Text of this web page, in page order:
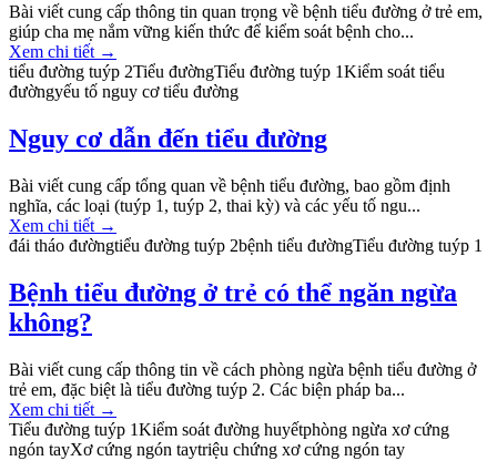
Bài viết cung cấp thông tin quan trọng về bệnh tiểu đường ở trẻ em,
giúp cha mẹ nắm vững kiến thức để kiểm soát bệnh cho...
Xem chi tiết →
tiểu đường tuýp 2Tiểu đườngTiểu đường tuýp 1Kiểm soát tiểu
đườngyếu tố nguy cơ tiểu đường
Nguy cơ dẫn đến tiểu đường
Bài viết cung cấp tổng quan về bệnh tiểu đường, bao gồm định
nghĩa, các loại (tuýp 1, tuýp 2, thai kỳ) và các yếu tố ngu...
Xem chi tiết →
đái tháo đườngtiểu đường tuýp 2bệnh tiểu đườngTiểu đường tuýp 1
Bệnh tiểu đường ở trẻ có thể ngăn ngừa
không?
Bài viết cung cấp thông tin về cách phòng ngừa bệnh tiểu đường ở
trẻ em, đặc biệt là tiểu đường tuýp 2. Các biện pháp ba...
Xem chi tiết →
Tiểu đường tuýp 1Kiểm soát đường huyếtphòng ngừa xơ cứng
ngón tayXơ cứng ngón taytriệu chứng xơ cứng ngón tay